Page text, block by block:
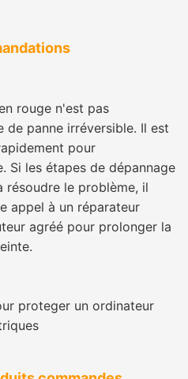
rouge n'est pas
de panne irréversible. Il est
pour
Si les étapes de dépannage
résoudre le problème, il
appel à un réparateur
agréé pour prolonger la
proteger un ordinateur